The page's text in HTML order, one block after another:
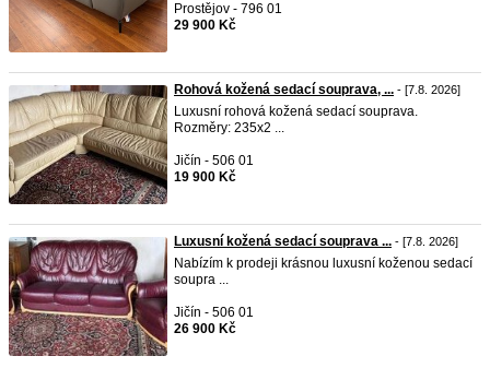
Prostějov - 796 01
29 900 Kč
Rohová kožená sedací souprava, ... - [7.8. 2026]
Luxusní rohová kožená sedací souprava.
Rozměry: 235x2 ...
Jičín - 506 01
19 900 Kč
Luxusní kožená sedací souprava ... - [7.8. 2026]
Nabízím k prodeji krásnou luxusní koženou sedací
soupra ...
Jičín - 506 01
26 900 Kč